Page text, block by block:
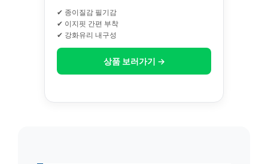
✔ 종이질감 필기감
✔ 이지핏 간편 부착
✔ 강화유리 내구성
상품 보러가기 →